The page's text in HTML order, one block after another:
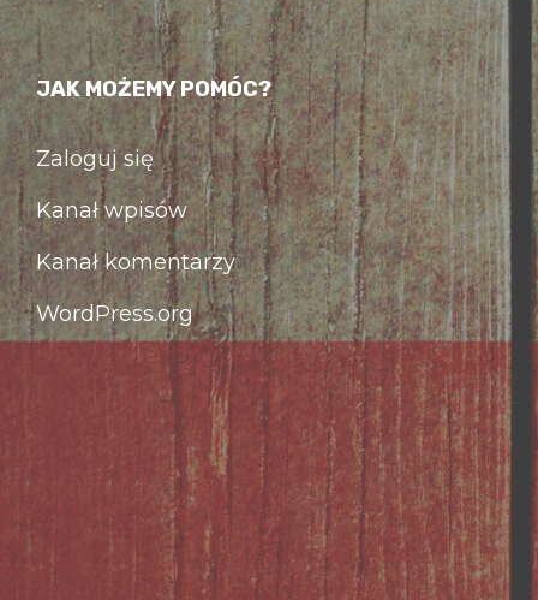
JAK MOŻEMY POMÓC?
Zaloguj się
Kanał wpisów
Kanał komentarzy
WordPress.org